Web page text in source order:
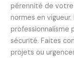
pérennité de
normes en
sécurité. Faites
projets ou